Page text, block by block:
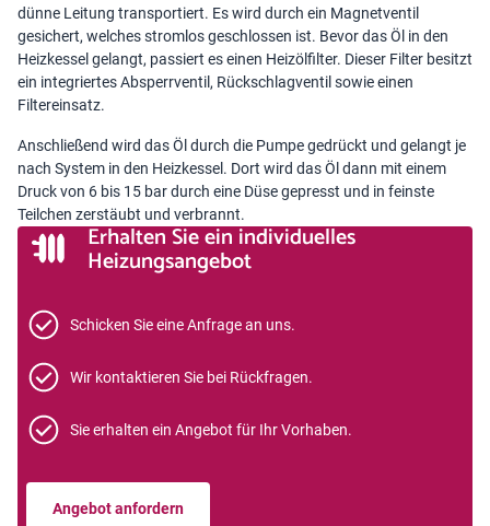
dünne Leitung transportiert. Es wird durch ein Magnetventil
gesichert, welches stromlos geschlossen ist. Bevor das Öl in den
Heizkessel gelangt, passiert es einen Heizölfilter. Dieser Filter besitzt
ein integriertes Absperrventil, Rückschlagventil sowie einen
Filtereinsatz.
Anschließend wird das Öl durch die Pumpe gedrückt und gelangt je
nach System in den Heizkessel. Dort wird das Öl dann mit einem
Druck von 6 bis 15 bar durch eine Düse gepresst und in feinste
Teilchen zerstäubt und verbrannt.
Erhalten Sie ein individuelles
Heizungsangebot
Schicken Sie eine Anfrage an uns.
Wir kontaktieren Sie bei Rückfragen.
Sie erhalten ein Angebot für Ihr Vorhaben.
Angebot anfordern